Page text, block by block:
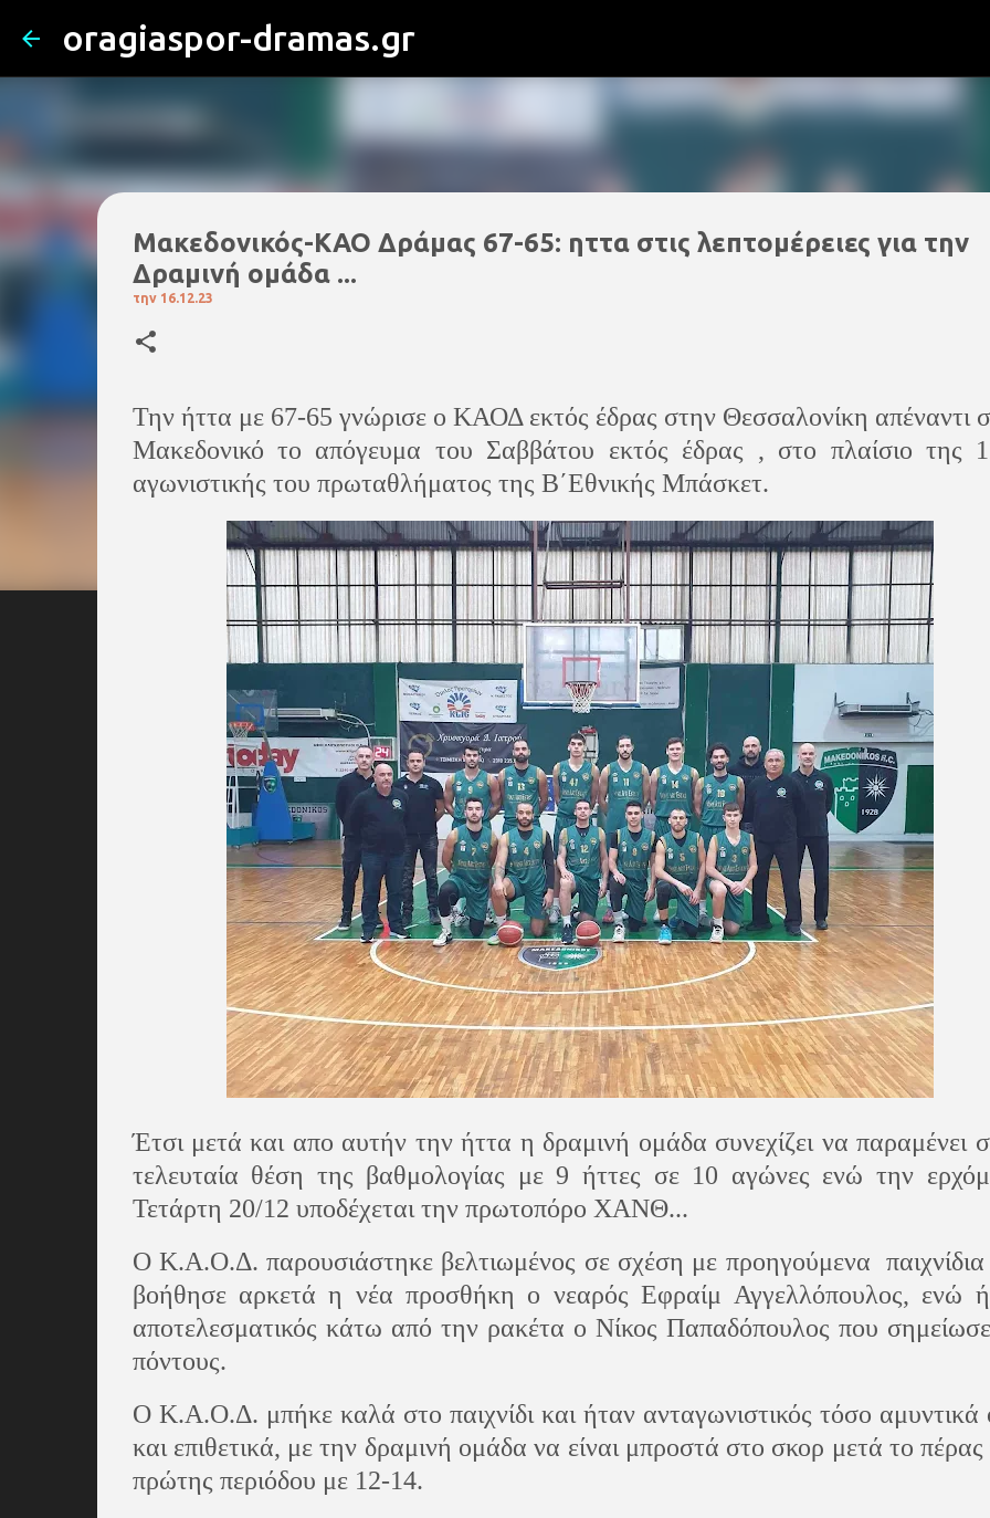
oragiaspor-dramas.gr
Μακεδονικός-ΚΑΟ Δράμας 67-65: ηττα στις λεπτομέρειες για την
Δραμινή ομάδα ...
την 16.12.23
Την ήττα με 67-65 γνώρισε ο ΚΑΟΔ εκτός έδρας στην Θεσσαλονίκη απέναντι
Μακεδονικό το απόγευμα του Σαββάτου εκτός έδρας , στο πλαίσιο της
αγωνιστικής του πρωταθλήματος της Β΄Εθνικής Μπάσκετ.
Έτσι μετά και απο αυτήν την ήττα η δραμινή ομάδα συνεχίζει να παραμένει
τελευταία θέση της βαθμολογίας με 9 ήττες σε 10 αγώνες ενώ την
Τετάρτη 20/12 υποδέχεται την πρωτοπόρο ΧΑΝΘ...
Ο Κ.Α.Ο.Δ. παρουσιάστηκε βελτιωμένος σε σχέση με προηγούμενα
βοήθησε αρκετά η νέα προσθήκη ο νεαρός Εφραίμ Αγγελλόπουλος, ενώ
αποτελεσματικός κάτω από την ρακέτα ο Νίκος Παπαδόπουλος που
πόντους.
Ο Κ.Α.Ο.Δ. μπήκε καλά στο παιχνίδι και ήταν ανταγωνιστικός τόσο αμυντικά
και επιθετικά, με την δραμινή ομάδα να είναι μπροστά στο σκορ μετά το πέρας
πρώτης περιόδου με 12-14.